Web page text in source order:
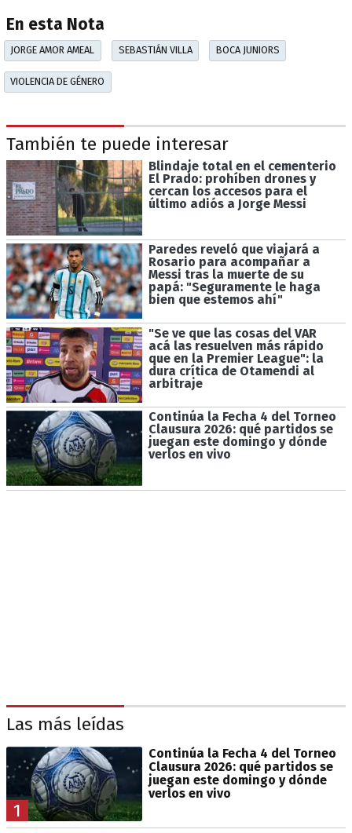
En esta Nota
JORGE AMOR AMEAL SEBASTIÁN VILLA BOCA JUNIORS
VIOLENCIA DE GÉNERO
También te puede interesar
Blindaje total en el cementerio
El Prado: prohíben drones y
cercan los accesos para el
último adiós a Jorge Messi
Paredes reveló que viajará a
Rosario para acompañar a
Messi tras la muerte de su
papá: "Seguramente le haga
bien que estemos ahí"
"Se ve que las cosas del VAR
acá las resuelven más rápido
que en la Premier League": la
dura crítica de Otamendi al
arbitraje
Continúa la Fecha 4 del Torneo
Clausura 2026: qué partidos se
juegan este domingo y dónde
verlos en vivo
Las más leídas
1
Continúa la Fecha 4 del Torneo
Clausura 2026: qué partidos se
juegan este domingo y dónde
verlos en vivo